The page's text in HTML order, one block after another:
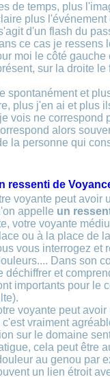
de temps, plus
plus l'événement
d'un flash du
ce cas je ressens
moi le côté gauche
sur la droite le
spontanément et
plus j'en ai et plus
vois ne correspond
alors
la personne qui
ressenti de
voyante peut avoir
appelle un
votre voyante
ou à la place de
vous interrogez et
Dans son
déchiffrer et
importants pour le
voyante peut avoir
c'est vraiment
sur le domaine
cela peut être
au genou par
un lien étroit